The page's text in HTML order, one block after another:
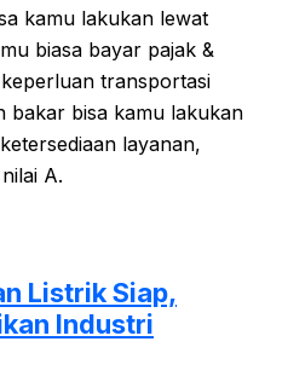
kamu lakukan lewat
biasa bayar pajak &
transportasi
bakar bisa kamu lakukan
layanan,
A.
Listrik Siap,
Industri